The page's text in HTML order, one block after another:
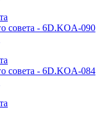
совета - 6D.KOA-090
совета - 6D.KOA-084